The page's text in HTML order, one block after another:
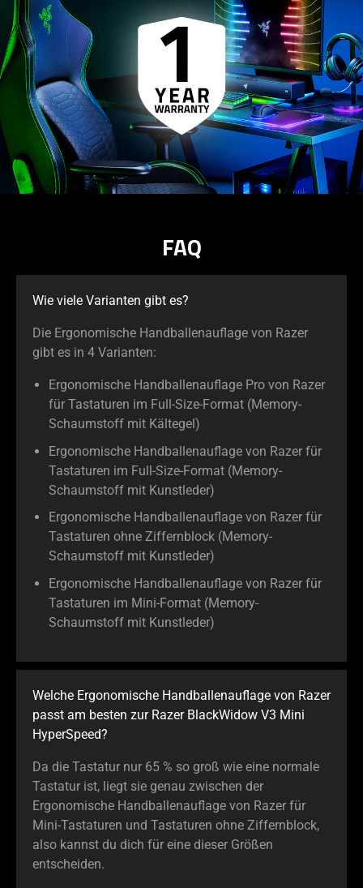
FAQ
Wie viele Varianten gibt es?
Die Ergonomische Handballenauflage von Razer
gibt es in 4 Varianten:
Ergonomische Handballenauflage Pro von Razer
für Tastaturen im Full-Size-Format (Memory-
Schaumstoff mit Kältegel)
Ergonomische Handballenauflage von Razer für
Tastaturen im Full-Size-Format (Memory-
Schaumstoff mit Kunstleder)
Ergonomische Handballenauflage von Razer für
Tastaturen ohne Ziffernblock (Memory-
Schaumstoff mit Kunstleder)
Ergonomische Handballenauflage von Razer für
Tastaturen im Mini-Format (Memory-
Schaumstoff mit Kunstleder)
Welche Ergonomische Handballenauflage von Razer
passt am besten zur Razer BlackWidow V3 Mini
HyperSpeed?
Da die Tastatur nur 65 % so groß wie eine normale
Tastatur ist, liegt sie genau zwischen der
Ergonomische Handballenauflage von Razer für
Mini-Tastaturen und Tastaturen ohne Ziffernblock,
also kannst du dich für eine dieser Größen
entscheiden.